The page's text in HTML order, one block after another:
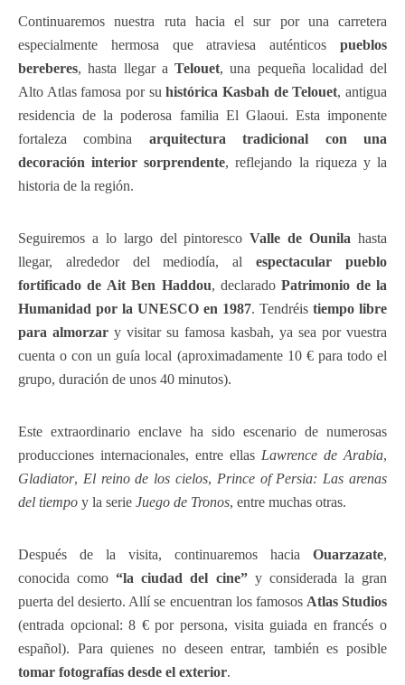
Continuaremos nuestra ruta hacia el sur por una carretera
especialmente hermosa que atraviesa auténticos pueblos
bereberes, hasta llegar a Telouet, una pequeña localidad del
Alto Atlas famosa por suhistórica Kasbah de Telouet, antigua
residencia de la poderosa familia El Glaoui. Esta imponente
fortaleza combina arquitectura tradicional con una
decoración interior sorprendente, reflejando la riqueza y la
historia de la región.
Seguiremos a lo largo del pintorescoValle de Ounila hasta
llegar, alrededor del mediodía, alespectacular pueblo
fortificado de Ait Ben Haddou, declaradoPatrimonio de la
Humanidad por la UNESCO en 1987. Tendréis tiempo libre
para almorzar y visitar su famosa kasbah, ya sea por vuestra
cuenta o con un guía local (aproximadamente 10 € para todo el
grupo, duración de unos 40 minutos).
Este extraordinario enclave ha sido escenario de numerosas
producciones internacionales, entre ellas Lawrence de Arabia,
Gladiator, El reino de los cielos, Prince of Persia: Las arenas
del tiempo y la serie Juego de Tronos, entre muchas otras.
Después de la visita, continuaremos hacia Ouarzazate,
conocida como“la ciudad del cine”y considerada la gran
puerta del desierto. Allí se encuentran los famosos Atlas Studios
(entrada opcional: 8 € por persona, visita guiada en francés o
español). Para quienes no deseen entrar, también es posible
tomar fotografías desde el exterior.